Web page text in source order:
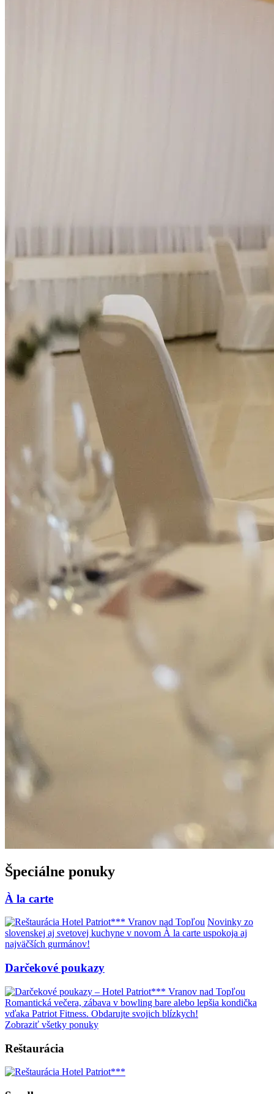
Špeciálne ponuky
À la carte
Novinky zo
slovenskej aj svetovej kuchyne v novom À la carte uspokoja aj
najväčších gurmánov!
Darčekové poukazy
Romantická večera, zábava v bowling bare alebo lepšia kondička
vďaka Patriot Fitness. Obdarujte svojich blízkych!
Zobraziť všetky ponuky
Reštaurácia